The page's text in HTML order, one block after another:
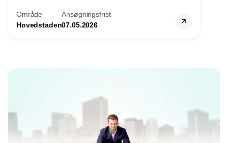
Område
Hovedstaden
Ansøgningsfrist
07.05.2026